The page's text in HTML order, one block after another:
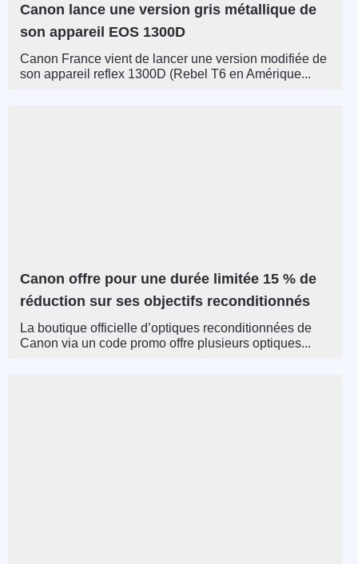
Canon lance une version gris métallique de
son appareil EOS 1300D
Canon France vient de lancer une version modifiée de
son appareil reflex 1300D (Rebel T6 en Amérique...
Canon offre pour une durée limitée 15 % de
réduction sur ses objectifs reconditionnés
La boutique officielle d’optiques reconditionnées de
Canon via un code promo offre plusieurs optiques...